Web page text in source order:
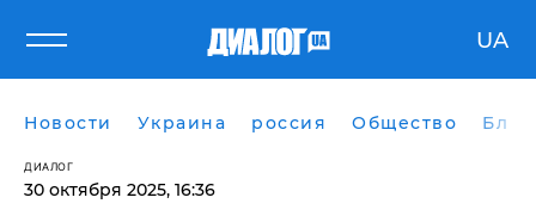
UA
Новости Украина россия Общество
ДИАЛОГ
30 октября 2025, 16:36